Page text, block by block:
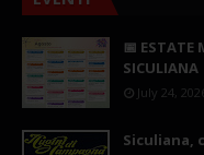
📅 ESTATE
SICULIANA
July 24,
Siculiana,